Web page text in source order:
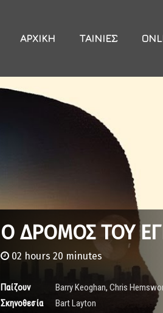
ΑΡΧΙΚΉ ΤΑΙΝΊΕΣ
Ο ΔΡΟΜΟΣ ΤΟΥ
02 hours 20 minutes
Παίζουν Barry Keoghan, Chris
Σκηνοθεσία
Bart Layton